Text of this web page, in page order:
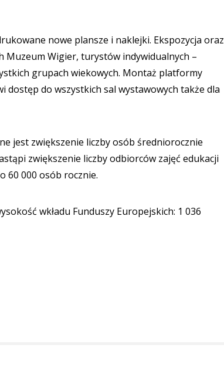
nowe plansze i naklejki. Ekspozycja oraz
Muzeum Wigier, turystów indywidualnych –
grupach wiekowych. Montaż platformy
dostęp do wszystkich sal wystawowych także dla
jest zwiększenie liczby osób średniorocznie
zwiększenie liczby odbiorców zajęć edukacji
60 000 osób rocznie.
wkładu Funduszy Europejskich: 1 036